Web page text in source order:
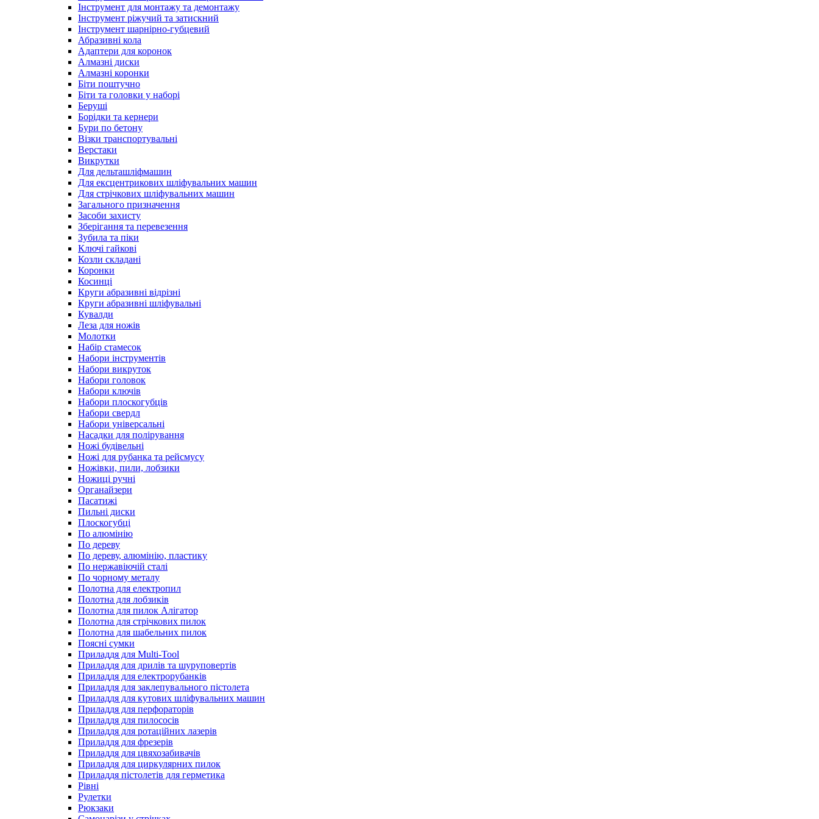
Інструмент для монтажу та демонтажу
Інструмент ріжучий та затискний
Інструмент шарнірно-губцевий
Абразивні кола
Адаптери для коронок
Алмазні диски
Алмазні коронки
Біти поштучно
Біти та головки у наборі
Беруші
Борідки та кернери
Бури по бетону
Візки транспортувальні
Верстаки
Викрутки
Для дельташліфмашин
Для ексцентрикових шліфувальних машин
Для стрічкових шліфувальних машин
Загального призначення
Засоби захисту
Зберігання та перевезення
Зубила та піки
Ключі гайкові
Козли складані
Коронки
Косинці
Круги абразивні відрізні
Круги абразивні шліфувальні
Кувалди
Леза для ножів
Молотки
Набір стамесок
Набори інструментів
Набори викруток
Набори головок
Набори ключів
Набори плоскогубців
Набори свердл
Набори універсальні
Насадки для полірування
Ножі будівельні
Ножі для рубанка та рейсмусу
Ножівки, пили, лобзики
Ножиці ручні
Органайзери
Пасатижі
Пильні диски
Плоскогубці
По алюмінію
По дереву
По дереву, алюмінію, пластику
По нержавіючій сталі
По чорному металу
Полотна для електропил
Полотна для лобзиків
Полотна для пилок Алігатор
Полотна для стрічкових пилок
Полотна для шабельних пилок
Поясні сумки
Приладдя для Multi-Tool
Приладдя для дрилів та шуруповертів
Приладдя для електрорубанків
Приладдя для заклепувального пістолета
Приладдя для кутових шліфувальних машин
Приладдя для перфораторів
Приладдя для пилососів
Приладдя для ротаційних лазерів
Приладдя для фрезерів
Приладдя для цвяхозабивачів
Приладдя для циркулярних пилок
Приладдя пістолетів для герметика
Рівні
Рулетки
Рюкзаки